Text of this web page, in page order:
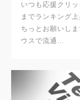
いつも応援クリ
までランキング
ちっとお願いし
ウスで流通…